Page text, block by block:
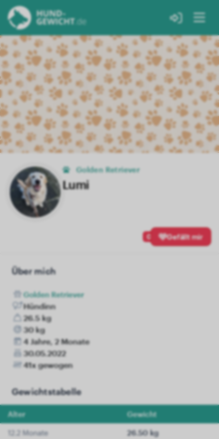
Golden Retriever
Lumi
0 Gefällt mir
Über mich
Golden Retriever
Hündinn
26.5 kg
30 kg
4 Jahre, 2 Monate
30.05.2022
41x gewogen
Gewichtstabelle
Alter Gewicht
12.2 Monate 26.50 kg